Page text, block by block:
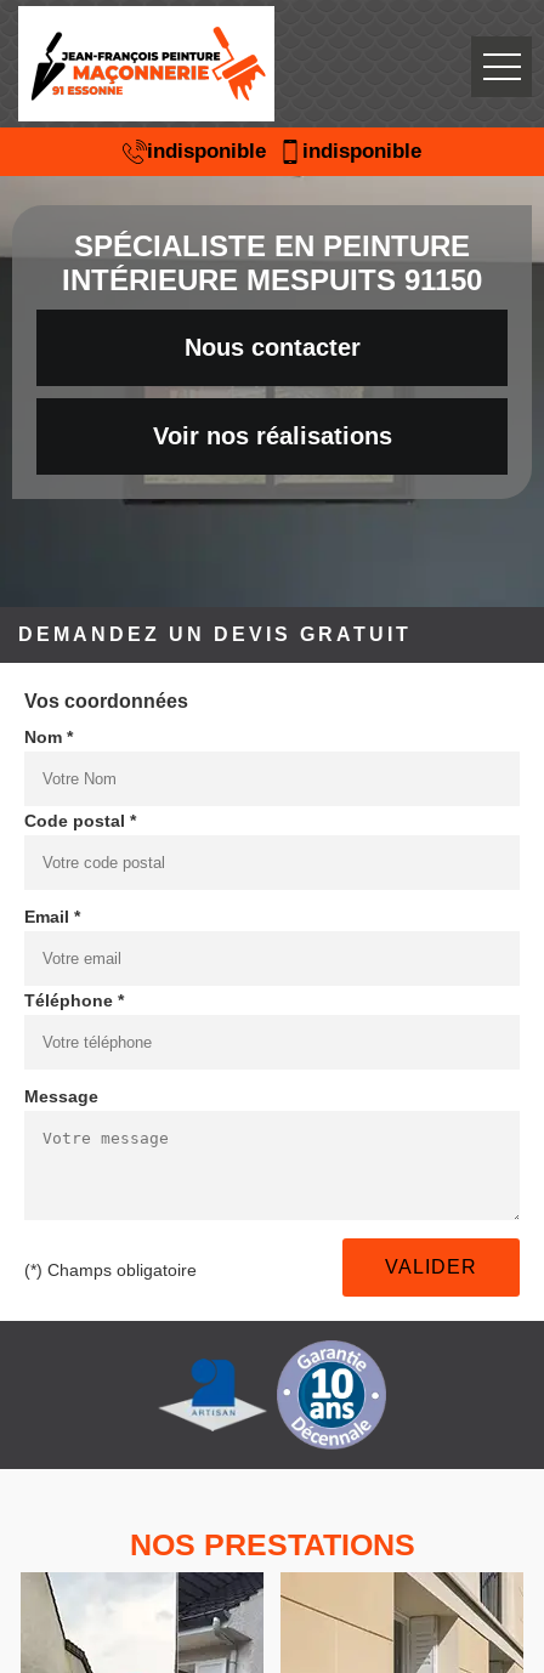
indisponible indisponible
SPÉCIALISTE EN PEINTURE
INTÉRIEURE MESPUITS 91150
Nous contacter
Voir nos réalisations
DEMANDEZ UN DEVIS GRATUIT
Vos coordonnées
Nom *
Code postal *
Email *
Téléphone *
Message
(*) Champs obligatoire
NOS PRESTATIONS